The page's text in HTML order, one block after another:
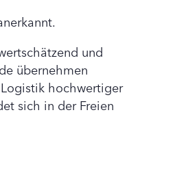
und
übernehmen
hochwertiger
sich in der Freien